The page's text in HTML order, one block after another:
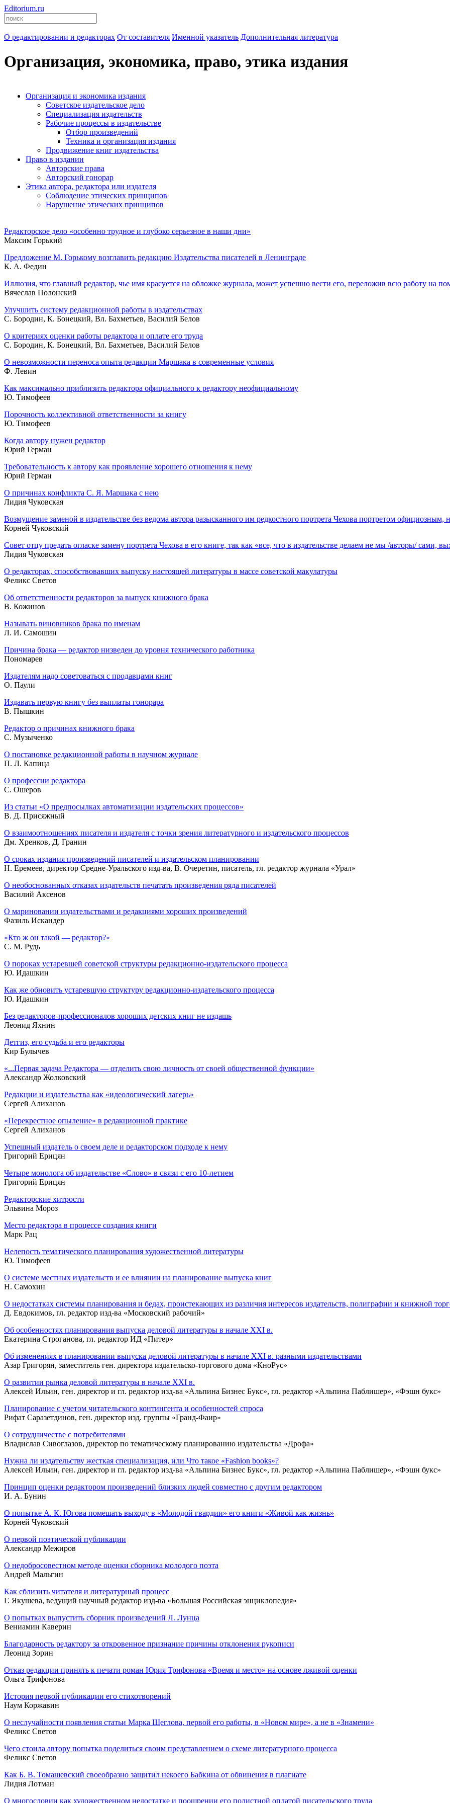
Editorium.ru
О редактировании и редакторах От составителя Именной указатель Дополнительная литература
Организация, экономика, право, этика издания
Организация и экономика издания
Советское издательское дело
Специализация издательств
Рабочие процессы в издательстве
Отбор произведений
Техника и организация издания
Продвижение книг издательства
Право в издании
Авторские права
Авторский гонорар
Этика автора, редактора или издателя
Соблюдение этических принципов
Нарушение этических принципов
Редакторское дело «особенно трудное и глубоко серьезное в наши дни»
Максим Горький
Предложение М. Горькому возглавить редакцию Издательства писателей в Ленинграде
К. А. Федин
Иллюзия, что главный редактор, чье имя красуется на обложке журнала, может успешно вести его, переложив всю работу на
Вячеслав Полонский
Улучшить систему редакционной работы в издательствах
С. Бородин, К. Бонецкий, Вл. Бахметьев, Василий Белов
О критериях оценки работы редактора и оплате его труда
С. Бородин, К. Бонецкий, Вл. Бахметьев, Василий Белов
О невозможности переноса опыта редакции Маршака в современные условия
Ф. Левин
Как максимально приблизить редактора официального к редактору неофициальному
Ю. Тимофеев
Порочность коллективной ответственности за книгу
Ю. Тимофеев
Когда автору нужен редактор
Юрий Герман
Требовательность к автору как проявление хорошего отношения к нему
Юрий Герман
О причинах конфликта С. Я. Маршака с нею
Лидия Чуковская
Возмущение заменой в издательстве без ведома автора разысканного им редкостного портрета Чехова портретом
Корней Чуковский
Совет отцу предать огласке замену портрета Чехова в его книге, так как «все, что в издательстве делаем не мы /авторы/ сами,
Лидия Чуковская
О редакторах, способствовавших выпуску настоящей литературы в массе советской макулатуры
Феликс Светов
Об ответственности редакторов за выпуск книжного брака
В. Кожинов
Называть виновников брака по именам
Л. И. Самошин
Причина брака — редактор низведен до уровня технического работника
Пономарев
Издателям надо советоваться с продавцами книг
О. Паули
Издавать первую книгу без выплаты гонорара
В. Пышкин
Редактор о причинах книжного брака
С. Музыченко
О постановке редакционной работы в научном журнале
П. Л. Капица
О профессии редактора
С. Ошеров
Из статьи «О предпосылках автоматизации издательских процессов»
В. Д. Присяжный
О взаимоотношениях писателя и издателя с точки зрения литературного и издательского процессов
Дм. Хренков, Д. Гранин
О сроках издания произведений писателей и издательском планировании
Н. Еремеев, директор Средне-Уральского изд-ва, В. Очеретин, писатель, гл. редактор журнала «Урал»
О необоснованных отказах издательств печатать произведения ряда писателей
Василий Аксенов
О мариновании издательствами и редакциями хороших произведений
Фазиль Искандер
«Кто ж он такой — редактор?»
С. М. Рудь
О пороках устаревшей советской структуры редакционно-издательского процесса
Ю. Идашкин
Как же обновить устаревшую структуру редакционно-издательского процесса
Ю. Идашкин
Без редакторов-профессионалов хороших детских книг не издашь
Леонид Яхнин
Детгиз, его судьба и его редакторы
Кир Булычев
«...Первая задача Редактора — отделить свою личность от своей общественной функции»
Александр Жолковский
Редакции и издательства как «идеологический лагерь»
Сергей Алиханов
«Перекрестное опыление» в редакционной практике
Сергей Алиханов
Успешный издатель о своем деле и редакторском подходе к нему
Григорий Ерицян
Четыре монолога об издательстве «Слово» в связи с его 10-летием
Григорий Ерицян
Редакторские хитрости
Эльвина Мороз
Место редактора в процессе создания книги
Марк Рац
Нелепость тематического планирования художественной литературы
Ю. Тимофеев
О системе местных издательств и ее влиянии на планирование выпуска книг
Н. Самохин
О недостатках системы планирования и бедах, проистекающих из различия интересов издательств, полиграфии и книжной
Д. Евдокимов, гл. редактор изд-ва «Московский рабочий»
Об особенностях планирования выпуска деловой литературы в начале ХХI в.
Екатерина Строганова, гл. редактор ИД «Питер»
Об изменениях в планировании выпуска деловой литературы в начале ХХI в. разными издательствами
Азар Григорян, заместитель ген. директора издательско-торгового дома «КноРус»
О развитии рынка деловой литературы в начале ХХI в.
Алексей Ильин, ген. директор и гл. редактор изд-ва «Альпина Бизнес Букс», гл. редактор «Альпина Паблишер», «Фэшн букс»
Планирование с учетом читательского контингента и особенностей спроса
Рифат Саразетдинов, ген. директор изд. группы «Гранд-Фаир»
О сотрудничестве с потребителями
Владислав Сивоглазов, директор по тематическому планированию издательства «Дрофа»
Нужна ли издательству жесткая специализация, или Что такое «Fashion books»?
Алексей Ильин, ген. директор и гл. редактор изд-ва «Альпина Бизнес Букс», гл. редактор «Альпина Паблишер», «Фэшн букс»
Принцип оценки редактором произведений близких людей совместно с другим редактором
И. А. Бунин
О попытке А. К. Югова помешать выходу в «Молодой гвардии» его книги «Живой как жизнь»
Корней Чуковский
О первой поэтической публикации
Александр Межиров
О недобросовестном методе оценки сборника молодого поэта
Андрей Мальгин
Как сблизить читателя и литературный процесс
Г. Якушева, ведущий научный редактор изд-ва «Большая Российская энциклопедия»
О попытках выпустить сборник произведений Л. Лунца
Вениамин Каверин
Благодарность редактору за откровенное признание причины отклонения рукописи
Леонид Зорин
Отказ редакции принять к печати роман Юрия Трифонова «Время и место» на основе лживой оценки
Ольга Трифонова
История первой публикации его стихотворений
Наум Коржавин
О неслучайности появления статьи Марка Щеглова, первой его работы, в «Новом мире», а не в «Знамени»
Феликс Светов
Чего стоила автору попытка поделиться своим представлением о схеме литературного процесса
Феликс Светов
Как Б. В. Томашевский своеобразно защитил некоего Бабкина от обвинения в плагиате
Лидия Лотман
О многословии как художественном недостатке и поощрении его полистной оплатой писательского труда